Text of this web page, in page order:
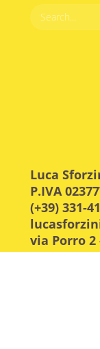
Luca
P.IVA
(+39) 331-
via Porro 2
Cod. Fisc.